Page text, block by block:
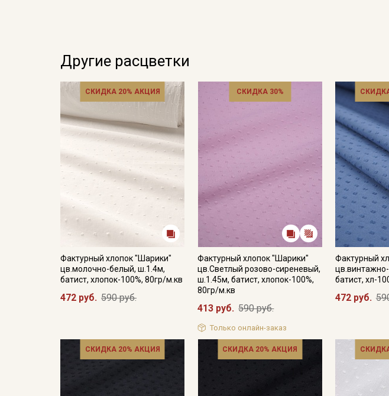
Другие расцветки
СКИДКА 20% АКЦИЯ
Фактурный хлопок "Шарики"
цв.молочно-белый, ш.1.4м,
батист, хлопок-100%, 80гр/м.кв
472 руб. 590 руб.
СКИДКА 30%
Фактурный хлопок "Шарики"
цв.Светлый розово-сиреневый,
ш.1.45м, батист, хлопок-100%,
80гр/м.кв
413 руб. 590 руб.
Только онлайн-заказ
Фактурный
батист, хл-
472 руб.
СКИДКА 20% АКЦИЯ СКИДКА 20% АКЦИЯ
Мы публикуем
промокоды и
Электронная почта
Ознакомлен(а) с
данных
Согласие на
информационных